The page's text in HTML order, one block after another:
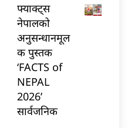
फ्याक्ट्स
नेपालको
अनुसन्धानमूल
क पुस्तक
‘FACTS of
NEPAL
2026’
सार्वजनिक